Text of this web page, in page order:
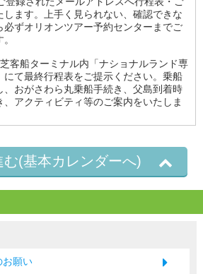
します。上手く見られない、確認できな
必ずオリオンツアー予約センターまでご
客船ターミナル内「ナショナルランド専
にて最終行程表をご提示ください。乗船
、おがさわら丸乗船手続き、父島到着時
、アクティビティ等のご案内をいたしま
む(基本カレンダーへ)
お願い